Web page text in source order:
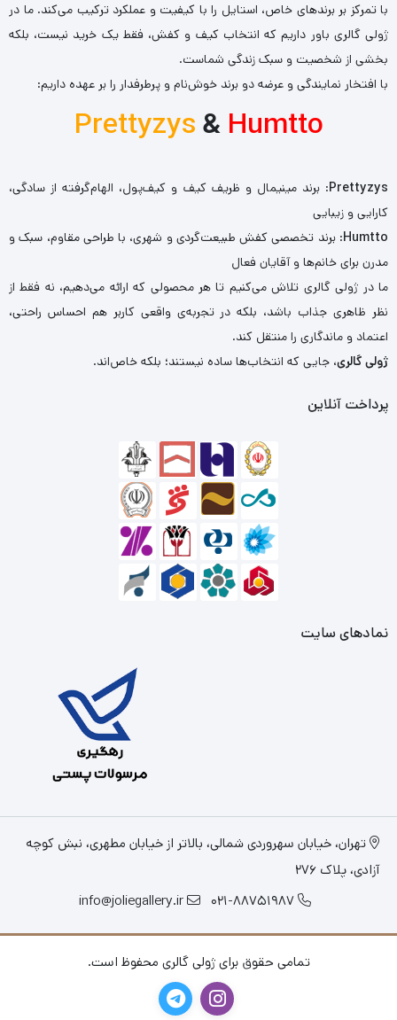
با تمرکز بر برندهای خاص، استایل را با کیفیت و عملکرد ترکیب می‌کند. ما در
ژولی گالری باور داریم که انتخاب کیف و کفش، فقط یک خرید نیست، بلکه
بخشی از شخصیت و سبک زندگی شماست.
با افتخار نمایندگی و عرضه دو برند خوش‌نام و پرطرفدار را بر عهده داریم:
Prettyzys& Humtto
Prettyzys: برند مینیمال و ظریف کیف و کیف‌پول، الهام‌گرفته از سادگی،
کارایی و زیبایی
Humtto: برند تخصصی کفش طبیعت‌گردی و شهری، با طراحی مقاوم، سبک و
مدرن برای خانم‌ها و آقایان فعال
ما در ژولی گالری تلاش می‌کنیم تا هر محصولی که ارائه می‌دهیم، نه فقط از
نظر ظاهری جذاب باشد، بلکه در تجربه‌ی واقعی کاربر هم احساس راحتی،
اعتماد و ماندگاری را منتقل کند.
ژولی گالری، جایی که انتخاب‌ها ساده نیستند؛ بلکه خاص‌اند.
پرداخت آنلاین
نمادهای سایت
تهران، خیابان سهروردی شمالی، بالاتر از خیابان مطهری، نبش کوچه
آزادی، پلاک 276
021-88751987
info@joliegallery.ir
تمامی حقوق برای ژولی گالری محفوظ است.